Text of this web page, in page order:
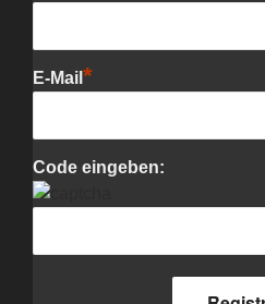
E-Mail *
Code eingeben: